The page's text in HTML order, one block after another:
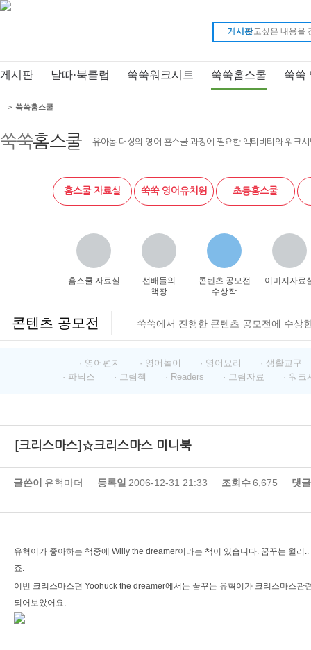
게시판
게시판 날따·북클럽 쑥쑥워크시트 쑥쑥홈스쿨 쑥쑥
쑥쑥홈스쿨 유아동 대상의 영어 홈스쿨 과정에 필요한 액티비티와 워크
> 쑥쑥홈스쿨
홈스쿨 자료실 쑥쑥 영어유치원 초등홈스쿨
홈스쿨 자료실
선배들의
책장
콘텐츠 공모전
수상작
이미지자료
콘텐츠 공모전 쑥쑥에서 진행한 콘텐츠 공모전에 수상
· 영어편지 · 영어놀이 · 영어요리
· 생활교구
· 파닉스
· 그림책 · Readers · 그림자료 · 워크
[크리스마스]☆크리스마스 미니북
글쓴이 유혁마더 등록일 2006-12-31 21:33 조회수6,675 댓글
유혁이가 좋아하는 책중에 Willy the dreamer이라는 책이 있습니다. 꿈꾸는 윌리
죠.
이번 크리스마스편 Yoohuck the dreamer에서는 꿈꾸는 유혁이가 크리스마스관
되어보았어요.